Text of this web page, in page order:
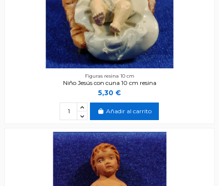
Figuras resina 10 cm
Niño Jesús con cuna 10 cm resina
5,30 €
Añadir al carrito